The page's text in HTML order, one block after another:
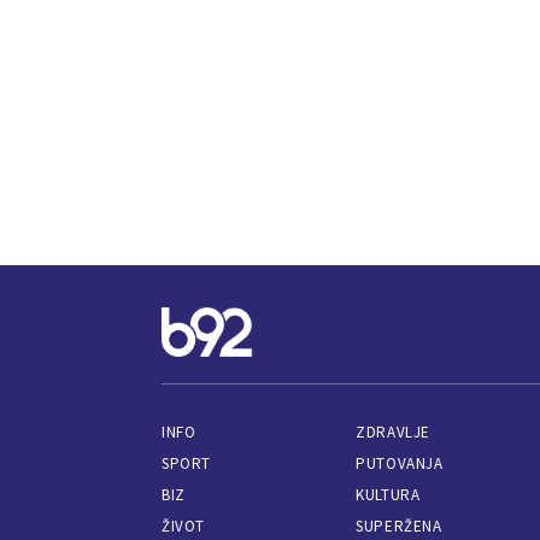
INFO
SPORT
BIZ
ŽIVOT
ZDRAVLJE
PUTOVANJA
KULTURA
SUPERŽENA